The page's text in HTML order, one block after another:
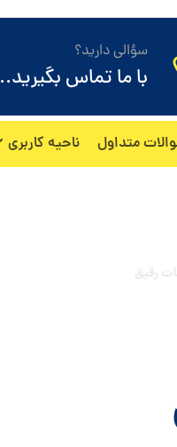
سؤالی دارید؟
با ما تماس بگیرید..
متداول ناحیه کاربری